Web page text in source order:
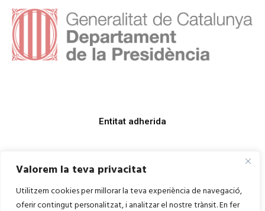
Valorem la teva privacitat
Utilitzem cookies per millorar la teva experiència de navegació,
oferir contingut personalitzat, i analitzar el nostre trànsit. En fer
Entitat adherida